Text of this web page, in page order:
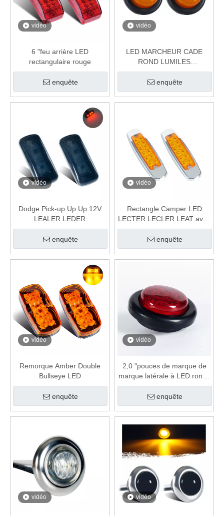
vidéo
6 "feu arrière LED
rectangulaire rouge
enquête
vidéo
LED MARCHEUR CADE
ROND LUMILES
UNIVERSELS
enquête
vidéo
Dodge Pick-up Up Up 12V
LEALER LEDER
enquête
vidéo
Rectangle Camper LED
LECTER LECLER LEAT avec
chrome Colzel
enquête
vidéo
Remorque Amber Double
Bullseye LED
enquête
vidéo
2,0 "pouces de marque de
marque latérale à LED ronde
pour les bandes-annonces
enquête
vidéo vidéo